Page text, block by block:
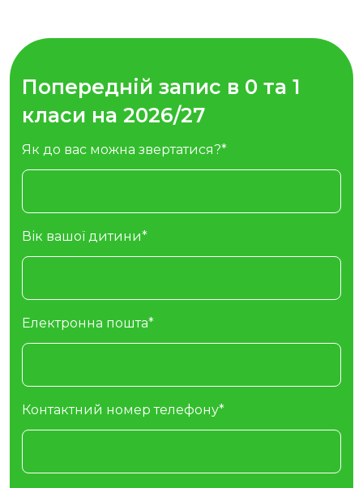
Попередній запис в 0 та 1
класи на 2026/27
Як до вас можна звертатися?*
Вік вашої дитини*
Електронна пошта*
Контактний номер телефону*